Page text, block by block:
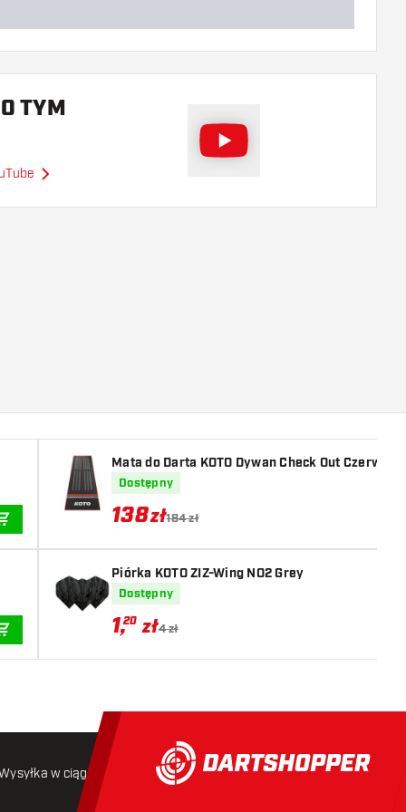
TYM
DODAJ DO KOSZYKA
Mata do Darta KOTO Dywan Check Out
Dostępny
138zł184 zł
Piórka KOTO ZIZ-Wing NO2 Grey
Dostępny
1,20 zł4 zł
w ciągu 24 godzin Darmowa wysyłka od 250 złoty